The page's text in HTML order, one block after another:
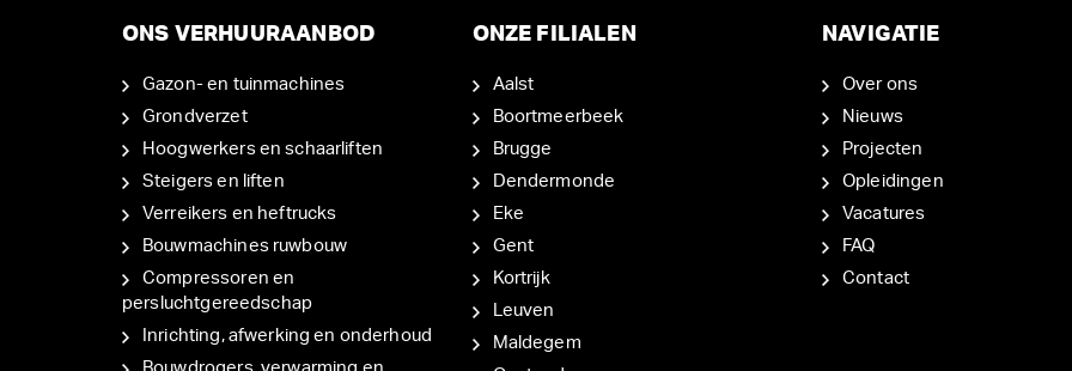
ONS VERHUURAANBOD
Gazon- en tuinmachines
Grondverzet
Hoogwerkers en schaarliften
Steigers en liften
Verreikers en heftrucks
Bouwmachines ruwbouw
Compressoren en
persluchtgereedschap
Inrichting, afwerking en onderhoud
Bouwdrogers, verwarming en
ONZE FILIALEN
Aalst
Boortmeerbeek
Brugge
Dendermonde
Eke
Gent
Kortrijk
Leuven
Maldegem
NAVIGATIE
Over ons
Nieuws
Projecten
Opleidingen
Vacatures
FAQ
Contact